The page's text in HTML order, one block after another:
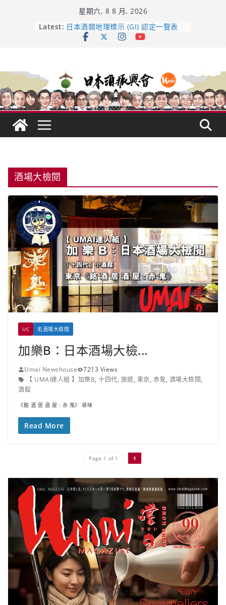
星期六, 8 8 月, 2026
Latest: 龜之井酒造：口說上手 – 山形純米大
吟釀的堅持與傳承 ～ くどき上手
響 𝟭𝟮 年 復活了!
【酒業商戰】130年老酒藏殺入股票
市場！梅乃宿上市背後的密碼
酒場大檢閱
UC 名酒場大檢閱
加樂B：日本酒場大檢...
Umai Newshouse
7213 Views
【 UMAI達人組 】加樂B, 十四代, 旅遊, 東京, 赤鬼, 酒場大檢閱,
酒館
《銘 酒 居 酒 屋 : 赤 鬼》 尋味
Read More
Page 1 of 1 1